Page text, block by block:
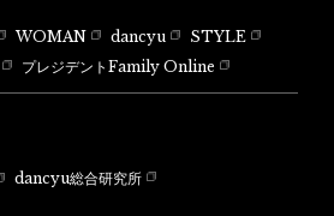
WOMAN dancyu
STYLE
プレジデントFamily Online
dancyu総合研究所